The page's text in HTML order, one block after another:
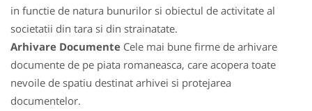
in functie de natura bunurilor si obiectul de activitate al
societatii din tara si din strainatate.
Arhivare Documente Cele mai bune firme de arhivare
documente de pe piata romaneasca, care acopera toate
nevoile de spatiu destinat arhivei si protejarea
documentelor.